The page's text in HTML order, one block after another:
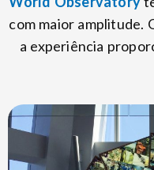
com maior amplitude.
a experiência